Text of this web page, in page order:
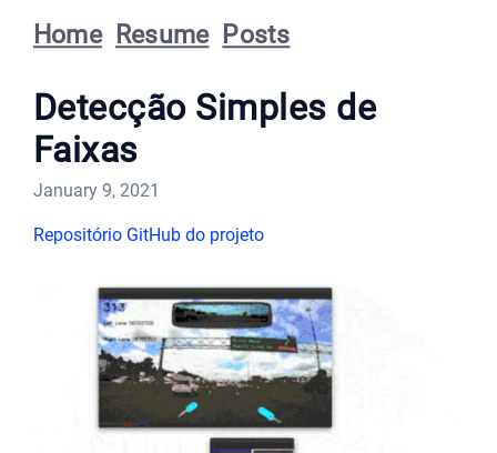
Home Resume Posts
Detecção Simples de
Faixas
January 9, 2021
Repositório GitHub do projeto